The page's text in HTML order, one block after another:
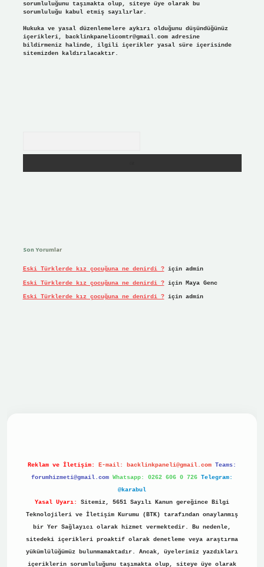
sorumluluğunu taşımakta olup, siteye üye olarak bu
sorumluluğu kabul etmiş sayılırlar.
Hukuka ve yasal düzenlemelere aykırı olduğunu düşündüğünüz
içerikleri,
backlinkpanelicomtr@gmail.comadresine
bildirmeniz halinde, ilgili içerikler yasal süre içerisinde
sitemizden kaldırılacaktır.
Son Yorumlar
Eski Türklerde kız çocuğuna ne denirdi ?için admin
Eski Türklerde kız çocuğuna ne denirdi ?için Maya Genc
Eski Türklerde kız çocuğuna ne denirdi ?için admin
Reklam ve İletişim: E-mail: backlinkpaneli@gmail.com
Teams:
forumhizmeti@gmail.com Whatsapp: 0262 606 0 726
Telegram:
@karabul
Yasal Uyarı:
Sitemiz, 5651 Sayılı Kanun gereğince Bilgi
Teknolojileri ve İletişim Kurumu (BTK) tarafından onaylanmış
bir Yer Sağlayıcı olarak hizmet vermektedir. Bu nedenle,
sitedeki içerikleri proaktif olarak denetleme veya araştırma
yükümlülüğümüz bulunmamaktadır. Ancak, üyelerimiz yazdıkları
içeriklerin sorumluluğunu taşımakta olup, siteye üye olarak